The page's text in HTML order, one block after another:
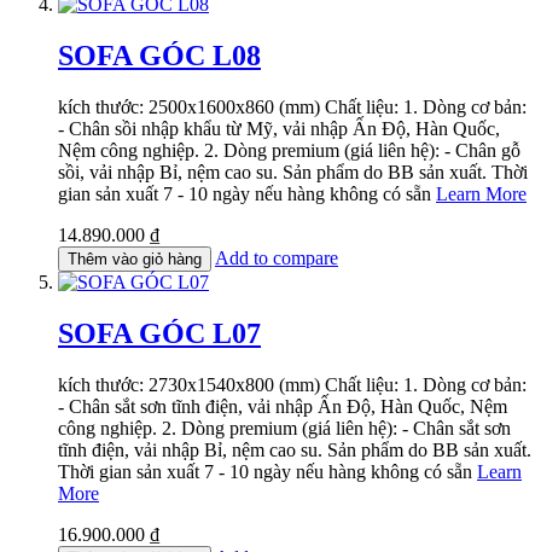
SOFA GÓC L08
kích thước: 2500x1600x860 (mm) Chất liệu: 1. Dòng cơ bản:
- Chân sồi nhập khẩu từ Mỹ, vải nhập Ấn Độ, Hàn Quốc,
Nệm công nghiệp. 2. Dòng premium (giá liên hệ): - Chân gỗ
sồi, vải nhập Bỉ, nệm cao su. Sản phẩm do BB sản xuất. Thời
gian sản xuất 7 - 10 ngày nếu hàng không có sẵn Learn More
14.890.000 ₫
Thêm vào giỏ hàng Add to compare
SOFA GÓC L07
kích thước: 2730x1540x800 (mm) Chất liệu: 1. Dòng cơ bản:
- Chân sắt sơn tĩnh điện, vải nhập Ấn Độ, Hàn Quốc, Nệm
công nghiệp. 2. Dòng premium (giá liên hệ): - Chân sắt sơn
tĩnh điện, vải nhập Bỉ, nệm cao su. Sản phẩm do BB sản xuất.
Thời gian sản xuất 7 - 10 ngày nếu hàng không có sẵn Learn
More
16.900.000 ₫